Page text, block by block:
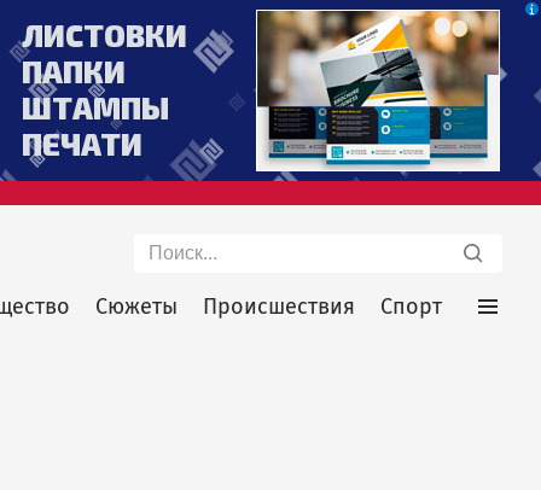
Поиск
Сюжеты Происшествия Спорт